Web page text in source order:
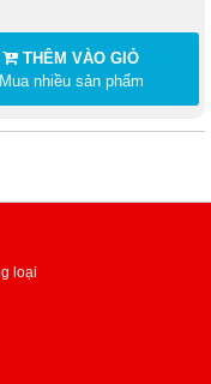
THÊM VÀO GIỎ
Mua nhiều sản phẩm
loại